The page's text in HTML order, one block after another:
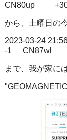
CN80up
から、土曜日の
2023-03-24
-1
CN87wl
まで、我が家に